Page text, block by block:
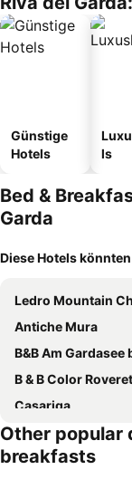
Günstige
Hotels
ls
Bed &
Garda
Diese Hotels
Ledro Mountain
Antiche Mura
B&B Am Gardasee
B & B Color
Casariga
B&B Piano B
Villa Nirvana
Other popular
breakfasts